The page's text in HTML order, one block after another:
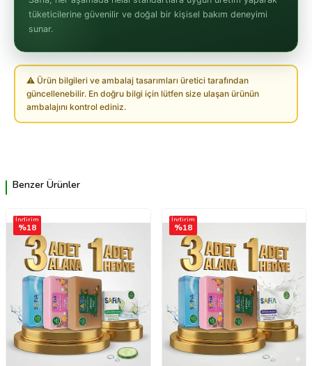
tüketicilerine güvenilir ve doğal bir kişisel bakım deneyimi
sunar.
⚠ Ürün bilgileri ve ambalaj tasarımları üretici tarafından
güncellenebilir. En doğru bilgi için lütfen size ulaşan ürünün
ambalajını kontrol ediniz.
Benzer Ürünler
İndirim
%18
İndirim
%18